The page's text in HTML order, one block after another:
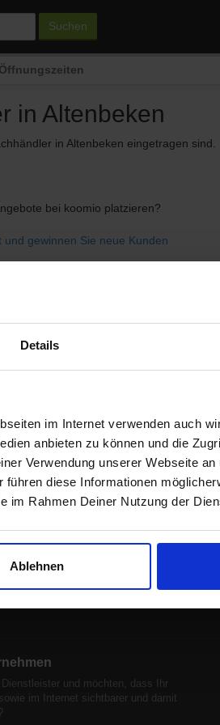
Details
im Internet verwenden auch
anbieten zu können und die
Verwendung unserer Webseite
diese Informationen
im Rahmen Deiner Nutzung der
Ablehnen
Suchen
in Altenbeken
in Altenbeken eingetragen sind.
bei koomio platzieren?
gewinnen Sie neue Kunden
und möchten, dass Ihr
im Internet sichtbarer und damit